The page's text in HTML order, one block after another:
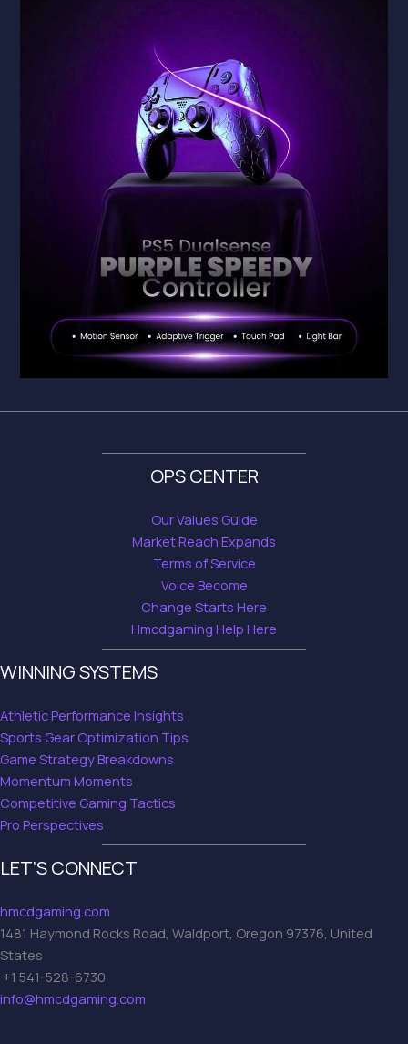
OPS CENTER
Our Values Guide
Market Reach Expands
Terms of Service
Voice Become
Change Starts Here
Hmcdgaming Help Here
WINNING SYSTEMS
Athletic Performance Insights
Sports Gear Optimization Tips
Game Strategy Breakdowns
Momentum Moments
Competitive Gaming Tactics
Pro Perspectives
LET’S CONNECT
hmcdgaming.com
1481 Haymond Rocks Road, Waldport, Oregon 97376, United
States
+1 541-528-6730
info@hmcdgaming.com